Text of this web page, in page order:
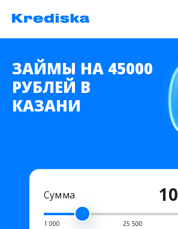
ЗАЙМЫ НА 45000
РУБЛЕЙ В
КАЗАНИ
Сумма
1 000 25 500